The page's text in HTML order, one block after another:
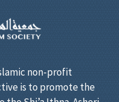
non-profit
is to promote the